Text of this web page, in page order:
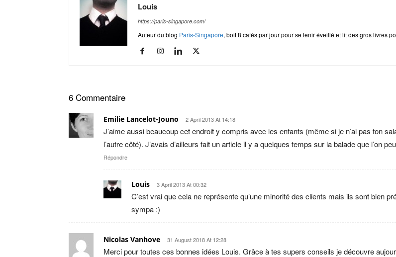
Louis
https://paris-singapore.com/
Auteur du blog Paris-Singapore, boit 8 cafés par jour pour se tenir éveillé et lit des gros livres
6 Commentaire
Emilie Lancelot-Jouno 2 April 2013 At 14:18
J’aime aussi beaucoup cet endroit y compris avec les enfants (même si je n’ai pas ton
l’autre côté). J’avais d’ailleurs fait un article il y a quelques temps sur la balade que l’on
Répondre
Louis 3 April 2013 At 00:32
C’est vrai que cela ne représente qu’une minorité des clients mais ils sont bien
sympa :)
Nicolas Vanhove 31 August 2018 At 12:28
Merci pour toutes ces bonnes idées Louis. Grâce à tes supers conseils je découvre